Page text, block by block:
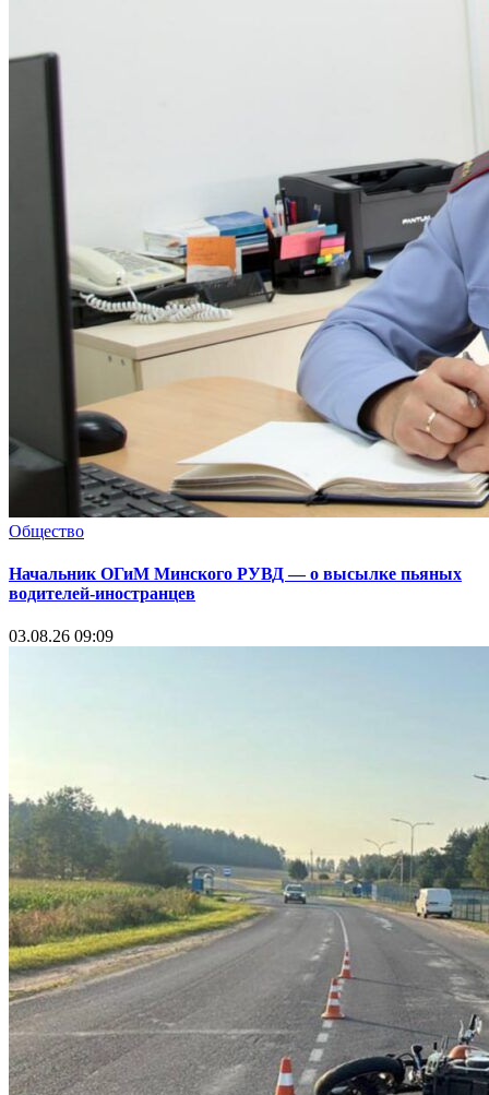
Общество
Начальник ОГиМ Минского РУВД — о высылке пьяных
водителей-иностранцев
03.08.26 09:09